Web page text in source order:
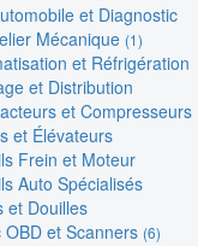
et Diagnostic
Mécanique (1)
et Réfrigération
et Distribution
et Compresseurs
et Élévateurs
Frein et Moteur
Auto Spécialisés
et Douilles
OBD et Scanners (6)